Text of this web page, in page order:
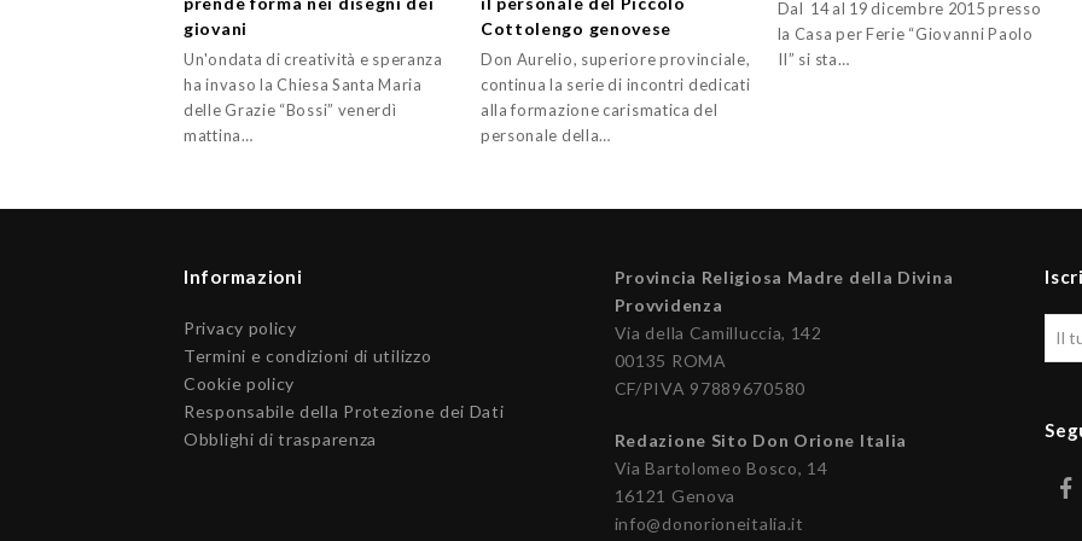
giovani
Un'ondata di creatività e speranza
ha invaso la Chiesa Santa Maria
delle Grazie “Bossi” venerdì
mattina…
Cottolengo genovese
Don Aurelio, superiore provinciale,
continua la serie di incontri dedicati
alla formazione carismatica del
personale della…
Dal 14 al 19 dicembre 2015 presso
la Casa per Ferie “Giovanni Paolo
II” si sta…
Informazioni
Privacy policy
Termini e condizioni di utilizzo
Cookie policy
Responsabile della Protezione dei Dati
Obblighi di trasparenza
Provincia Religiosa Madre della Divina
Provvidenza
Via della Camilluccia, 142
00135 ROMA
CF/PIVA 97889670580
Redazione Sito Don Orione Italia
Via Bartolomeo Bosco, 14
16121 Genova
info@donorioneitalia.it